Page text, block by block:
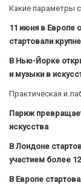
Какие параметры
11 июня в Европе
стартовали
В Нью-Йорке
и музыки в
Практическая и
Париж
искусства
В Лондоне
участием более
В Европе